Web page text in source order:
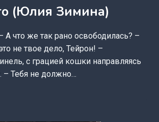
(Юлия Зимина)
что же так рано освободилась? –
не твое дело, Тейрон! –
с грацией кошки направляясь
– Тебя не должно…